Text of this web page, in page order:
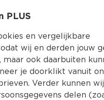
PLUS
en vergelijkbare
wij en derden jouw
ook daarbuiten
je doorklikt vanuit
Verder kunnen wij
delen